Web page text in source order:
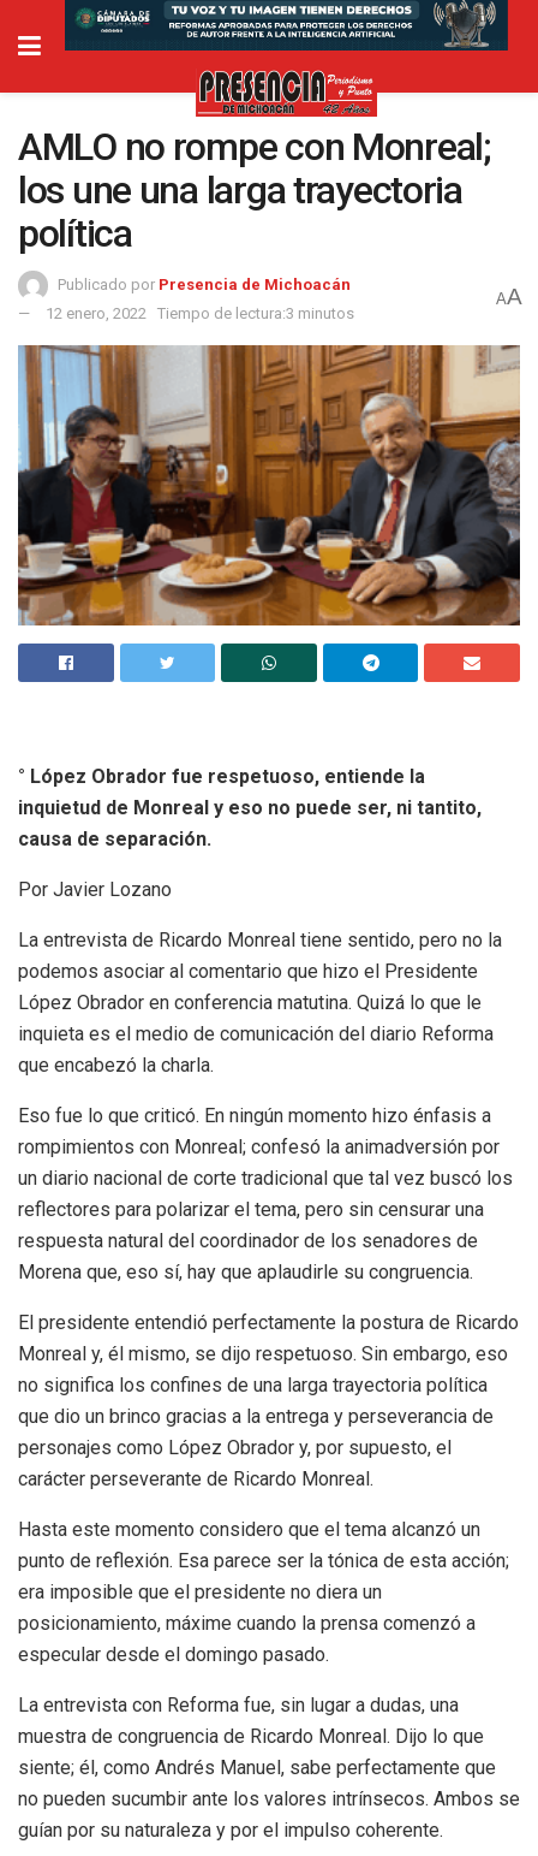
AMLO no rompe con Monreal;
los une una larga trayectoria
política
Publicado por Presencia de Michoacán
12 enero, 2022
Tiempo de lectura:3 minutos
AA
° López Obrador fue respetuoso, entiende la
inquietud de Monreal y eso no puede ser, ni tantito,
causa de separación.
Por Javier Lozano
La entrevista de Ricardo Monreal tiene sentido, pero no la
podemos asociar al comentario que hizo el Presidente
López Obrador en conferencia matutina. Quizá lo que le
inquieta es el medio de comunicación del diario Reforma
que encabezó la charla.
Eso fue lo que criticó. En ningún momento hizo énfasis a
rompimientos con Monreal; confesó la animadversión por
un diario nacional de corte tradicional que tal vez buscó los
reflectores para polarizar el tema, pero sin censurar una
respuesta natural del coordinador de los senadores de
Morena que, eso sí, hay que aplaudirle su congruencia.
El presidente entendió perfectamente la postura de Ricardo
Monreal y, él mismo, se dijo respetuoso. Sin embargo, eso
no significa los confines de una larga trayectoria política
que dio un brinco gracias a la entrega y perseverancia de
personajes como López Obrador y, por supuesto, el
carácter perseverante de Ricardo Monreal.
Hasta este momento considero que el tema alcanzó un
punto de reflexión. Esa parece ser la tónica de esta acción;
era imposible que el presidente no diera un
posicionamiento, máxime cuando la prensa comenzó a
especular desde el domingo pasado.
La entrevista con Reforma fue, sin lugar a dudas, una
muestra de congruencia de Ricardo Monreal. Dijo lo que
siente; él, como Andrés Manuel, sabe perfectamente que
no pueden sucumbir ante los valores intrínsecos. Ambos se
guían por su naturaleza y por el impulso coherente.